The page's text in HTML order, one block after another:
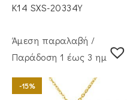
Κ14 SXS-20334Y
Άμεση παραλαβή /
Παράδoση 1 έως 3 ημέρες
-15%